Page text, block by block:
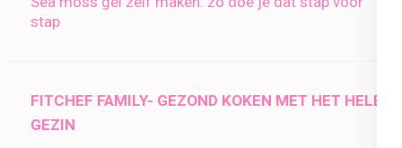
stap
FITCHEF FAMILY- GEZOND KOKEN MET HET HELE
GEZIN